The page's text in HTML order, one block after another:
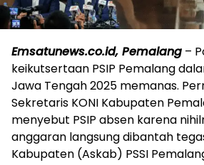
Emsatunews.co.id, Pemalang –
keikutsertaan PSIP Pemalang
Jawa Tengah 2025 memanas.
Sekretaris KONI Kabupaten
menyebut PSIP absen karena
anggaran langsung dibantah
Kabupaten (Askab) PSSI